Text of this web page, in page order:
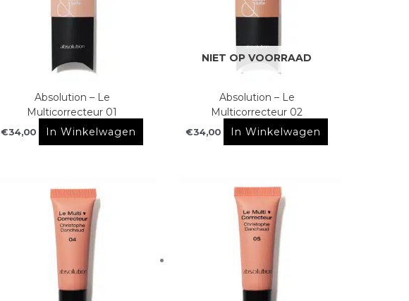
Absolution – Le
Multicorrecteur 01
€34,00 In Winkelwagen
NIET OP VOORRAAD
Absolution – Le
Multicorrecteur 02
€34,00 In Winkelwagen